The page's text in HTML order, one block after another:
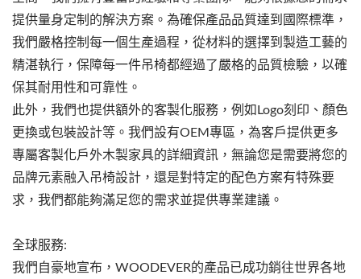
提供量身定制的解決方案。為確保產品品質達到國際標準，
我們嚴格控制每一個生產過程，從材料的選擇到製造工藝的
精湛執行，保障每一件吊椅都經過了嚴格的品質檢驗，以確
保其耐用性和可靠性。
此外，我們也提供額外的客製化服務，例如Logo刻印、顏色
更換或包裝設計等。我們設有OEM專區，為客戶提供更多
專屬客製化戶外木製家具的詳細資訊，無論您是需要將您的
品牌元素融入吊椅設計，還是對特定的配色方案有特殊要
求，我們都能夠滿足您的需求並提供專業建議。
全球服務:
我們自豪地宣布，WOODEVER的產品已成功銷往世界各地